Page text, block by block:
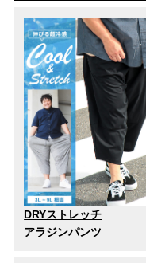
DRYストレッチ
アラジンパンツ